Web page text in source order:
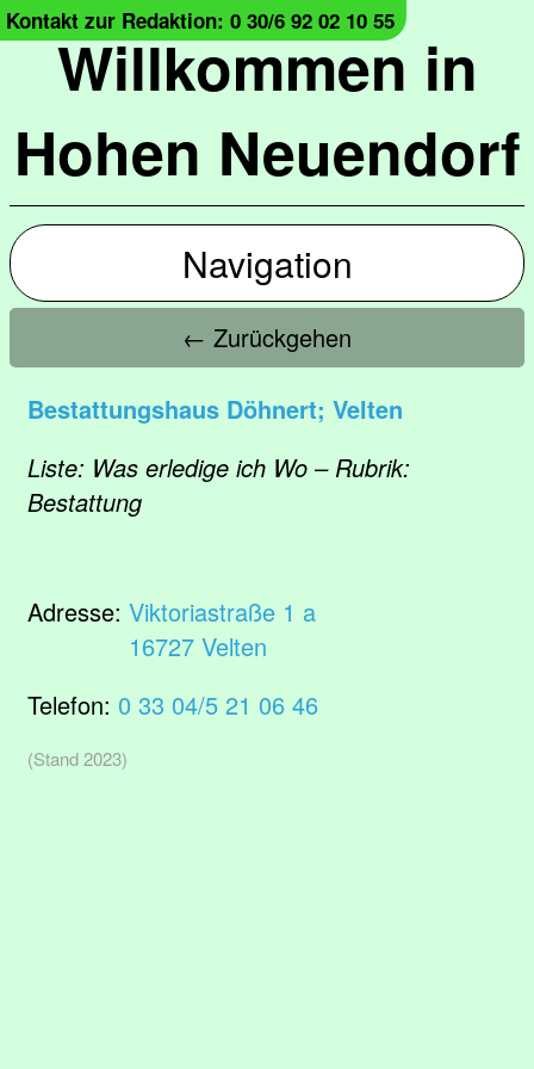
Willkommen in
Hohen Neuendorf
Kontakt zur Redaktion: 0 30/6 92 02 10 55
Navigation
← Zurückgehen
Bestattungshaus Döhnert; Velten
Liste: Was erledige ich Wo – Rubrik:
Bestattung
Adresse: Viktoriastraße 1 a
16727 Velten
Telefon: 0 33 04/5 21 06 46
(Stand 2023)